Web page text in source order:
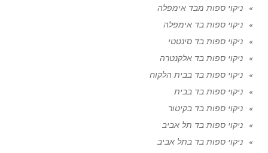
ניקוי ספות מבד אימפלה
ניקוי ספות בד אימפלה
ניקוי ספות בד סינטטי
ניקוי ספות בד אלקנטרה
ניקוי ספות בד בבית הלקוח
ניקוי ספות בד בבית
ניקוי ספות בד בקיטור
ניקוי ספות בד תל אביב
ניקוי ספות בד בתל אביב